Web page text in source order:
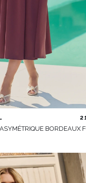
BORDEAUX